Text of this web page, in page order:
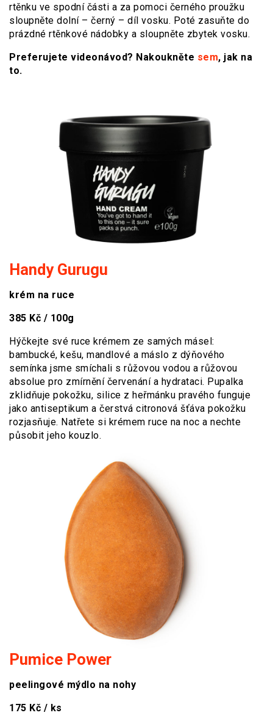
rtěnku ve spodní části a za pomoci černého proužku
sloupněte dolní – černý – díl vosku. Poté zasuňte do
prázdné rtěnkové nádobky a sloupněte zbytek vosku.
Preferujete videonávod? Nakoukněte sem, jak na
to.
Handy Gurugu
krém na ruce
385 Kč / 100g
Hýčkejte své ruce krémem ze samých másel:
bambucké, kešu, mandlové a máslo z dýňového
semínka jsme smíchali s růžovou vodou a růžovou
absolue pro zmírnění červenání a hydrataci. Pupalka
zklidňuje pokožku, silice z heřmánku pravého funguje
jako antiseptikum a čerstvá citronová šťáva pokožku
rozjasňuje. Natřete si krémem ruce na noc a nechte
působit jeho kouzlo.
Pumice Power
peelingové mýdlo na nohy
175 Kč / ks